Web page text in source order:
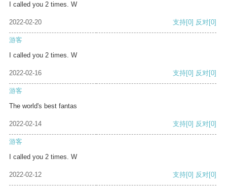
I called you 2 times. W
2022-02-20 支持[0] 反对[0]
游客
I called you 2 times. W
2022-02-16 支持[0] 反对[0]
游客
The world's best fantas
2022-02-14 支持[0] 反对[0]
游客
I called you 2 times. W
2022-02-12 支持[0] 反对[0]